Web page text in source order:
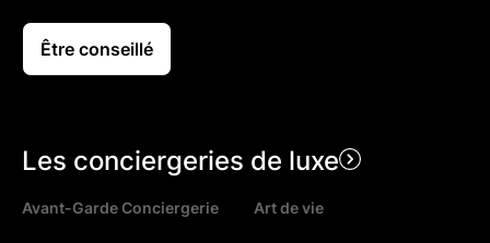
Être conseillé
Les conciergeries de luxe
Avant-Garde Conciergerie Art de vie